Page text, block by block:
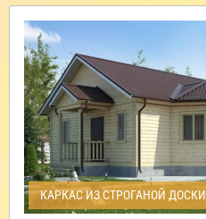
КАРКАС ИЗ СТРОГАНОЙ ДОСКИ